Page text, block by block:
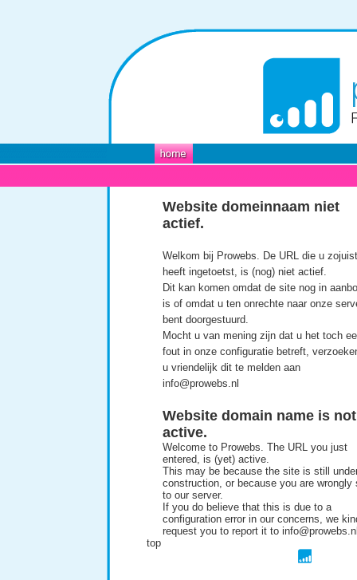
Website domeinnaam niet
actief.
Welkom bij Prowebs. De URL die u zojuist
heeft ingetoetst, is (nog) niet actief.
Dit kan komen omdat de site nog in
is of omdat u ten onrechte naar onze
bent doorgestuurd.
Mocht u van mening zijn dat u het toch
fout in onze configuratie betreft,
u vriendelijk dit te melden aan
info@prowebs.nl
Website domain name is not
active.
Welcome to Prowebs. The URL you just
entered, is (yet) active.
This may be because the site is still
construction, or because you are wrongly
to our server.
If you do believe that this is due to a
configuration error in our concerns, we
request you to report it to
top